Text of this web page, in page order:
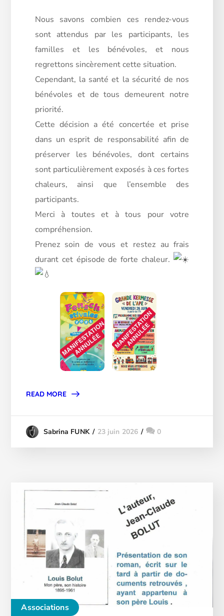
Nous savons combien ces rendez-vous
sont attendus par les participants, les
familles et les bénévoles, et nous
regrettons sincèrement cette situation.
Cependant, la santé et la sécurité de nos
bénévoles et de tous demeurent notre
priorité.
Cette décision a été concertée et prise
dans un esprit de responsabilité afin de
préserver les bénévoles, dont certains
sont particulièrement exposés à ces fortes
chaleurs, ainsi que l’ensemble des
participants.
Merci à toutes et à tous pour votre
compréhension.
Prenez soin de vous et restez au frais
durant cet épisode de forte chaleur.
READ MORE
Sabrina FUNK 23 juin 2026 0
Associations